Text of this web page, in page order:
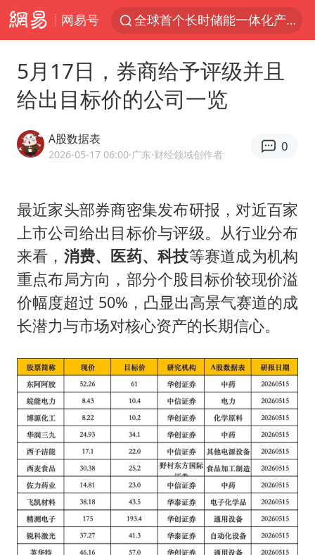
网易号
全球首个长时储能一体化产业园量产
四川宜宾市高县4.9级地震致1人死亡
上海：台风白海豚或将带来龙卷风
U17国足三连胜晋级明日之星半决赛
国乒男单横滨冠军赛全军覆没
38岁演员求职万岁山NPC成功
日本试射“战斧”导弹，国防部回应
胡彦斌韩磊 谁帮谁
我国外贸延续良好增长态势
“新疆阿勒泰八月能滑雪”不实
夯实基础开新局
5月17日，券商给予评级并且
给出目标价的公司一览
A股数据表
2026-05-17 06:00·广东·财经领域创作者
0
最近家头部券商密集发布研报，对近百家
上市公司给出目标价与评级。从行业分布
来看， 消费、医药、科技等赛道成为机构
重点布局方向，部分个股目标价较现价溢
价幅度超过 50%，凸显出高景气赛道的成
长潜力与市场对核心资产的长期信心。